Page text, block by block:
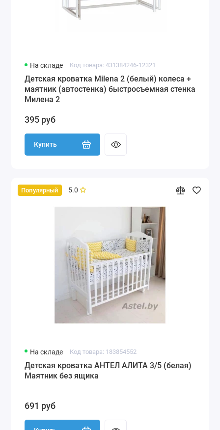
На складе Код товара: 431384246-12321
Детская кроватка Milena 2 (белый) колеса +
маятник (автостенка) быстросъемная стенка
Милена 2
395 руб
Купить
Популярный 5.0
На складе Код товара: 183854552
Детская кроватка АНТЕЛ АЛИТА 3/5 (белая)
Маятник без ящика
691 руб